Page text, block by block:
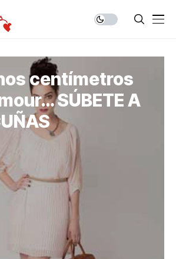
centímetros
SÚBETE A